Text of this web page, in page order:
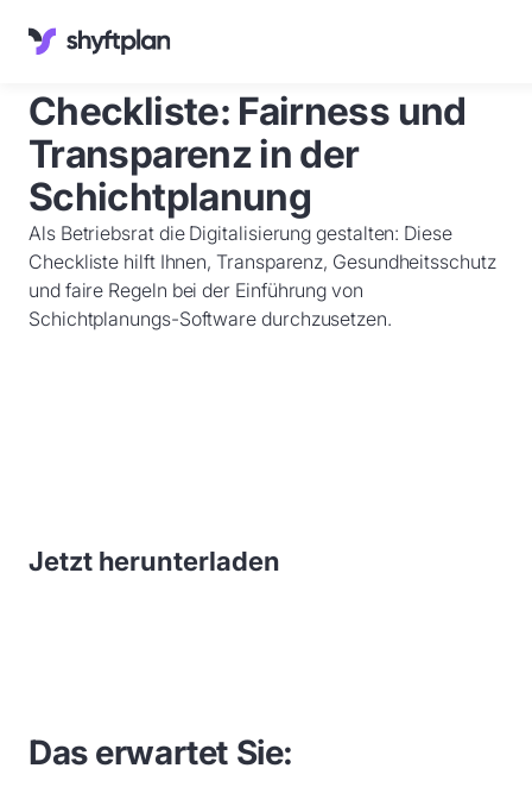
Wissenswertes
Kundenservice Deutsch
Anmelden
Demobuchen
Checkliste: Fairness und
Transparenz in der
Schichtplanung
Als Betriebsrat die Digitalisierung gestalten: Diese
Checkliste hilft Ihnen, Transparenz, Gesundheitsschutz
und faire Regeln bei der Einführung von
Schichtplanungs-Software durchzusetzen.
Jetzt herunterladen
Das erwartet Sie: